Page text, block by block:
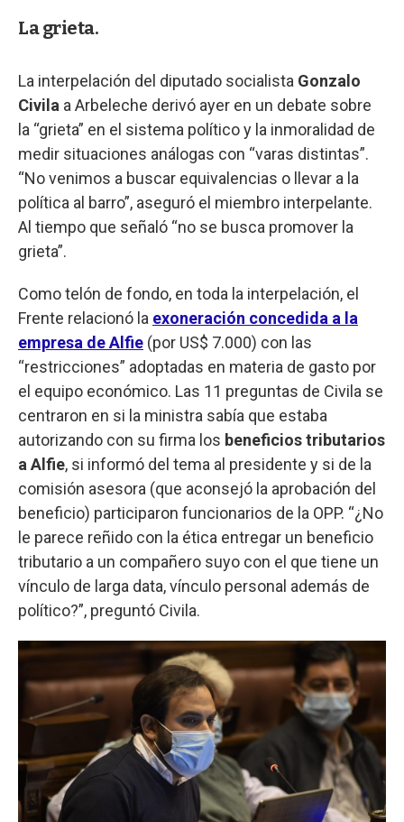
La grieta.
La interpelación del diputado socialista Gonzalo
Civila a Arbeleche derivó ayer en un debate sobre
la “grieta” en el sistema político y la inmoralidad de
medir situaciones análogas con “varas distintas”.
“No venimos a buscar equivalencias o llevar a la
política al barro”, aseguró el miembro interpelante.
Al tiempo que señaló “no se busca promover la
grieta”.
Como telón de fondo, en toda la interpelación, el
Frente relacionó la exoneración concedida a la
empresa de Alfie (por US$ 7.000) con las
“restricciones” adoptadas en materia de gasto por
el equipo económico. Las 11 preguntas de Civila se
centraron en si la ministra sabía que estaba
autorizando con su firma los beneficios tributarios
a Alfie, si informó del tema al presidente y si de la
comisión asesora (que aconsejó la aprobación del
beneficio) participaron funcionarios de la OPP. “¿No
le parece reñido con la ética entregar un beneficio
tributario a un compañero suyo con el que tiene un
vínculo de larga data, vínculo personal además de
político?”, preguntó Civila.